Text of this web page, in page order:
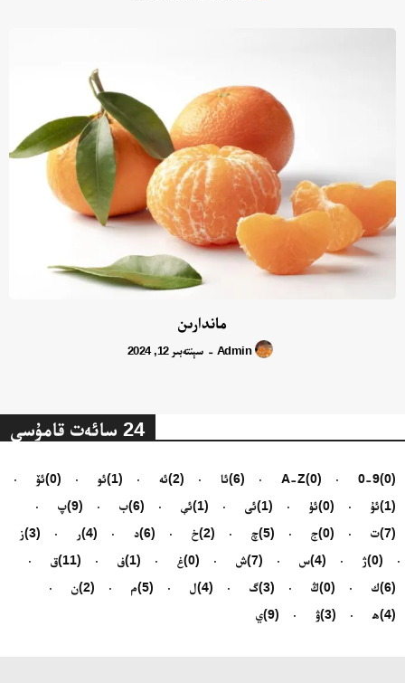
ماندارىن
Admin
- سېنتەبىر 12, 2024
24 سائەت قامۇسى
0-9 (0)
A-Z (0) ئا (6) ئە (2) ئو (1) ئۆ
(0)
ئۇ
(1) ئۈ (0) ئى (1) ئې (1) ب (6) پ
(9)
ت
(7) ج (0) چ (5) خ (2) د (6) ر (4) ز
(3)
ژ
(0) س (4) ش (7) غ (0) ف (1) ق
(11)
ك
(6) ڭ (0) گ (3) ل (4) م (5) ن
(2)
ھ
(4) ۋ (3) ي (9)